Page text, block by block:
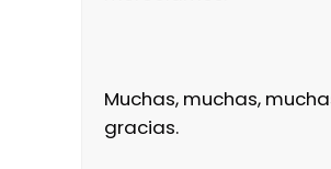
Muchas, muchas,
gracias.